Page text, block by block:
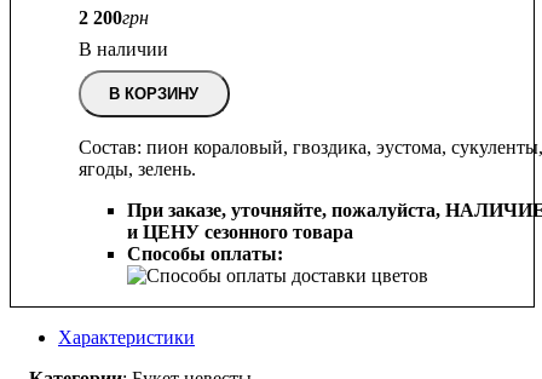
2 200грн
В наличии
В КОРЗИНУ
Состав: пион кораловый, гвоздика, эустома, сукуленты,
ягоды, зелень.
При заказе, уточняйте, пожалуйста,
и ЦЕНУ сезонного товара
Способы оплаты:
Характеристики